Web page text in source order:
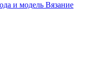
и модель Вязание